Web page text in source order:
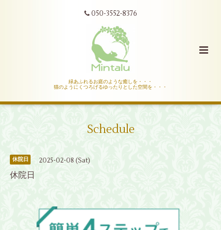
050-3552-8376
緑あふれるお庭のような癒しを・・・
猫のようにくつろげるゆったりとした空間を・・・
Schedule
休院日 2025-02-08 (Sat)
休院日